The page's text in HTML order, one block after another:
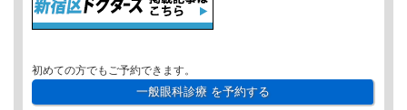
初めての方でもご予約できます。
一般眼科診療を予約する